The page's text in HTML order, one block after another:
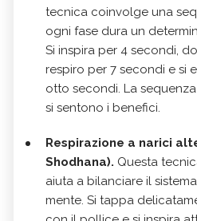
tecnica coinvolge una
ogni fase dura un
Si inspira per 4 secondi,
respiro per 7 secondi e si
otto secondi. La
si sentono i benefici.
Respirazione a narici
Shodhana). Questa
aiuta a bilanciare il
mente. Si tappa